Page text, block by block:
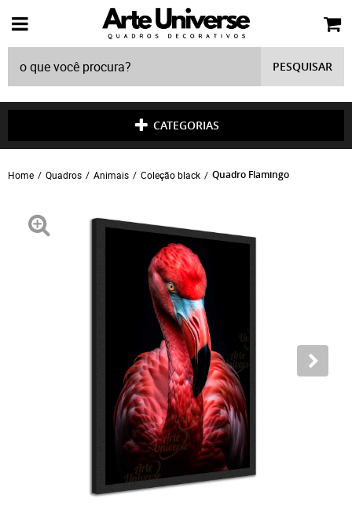
PESQUISAR
CATEGORIAS
Home Quadros Animais Coleção black Quadro Flamingo